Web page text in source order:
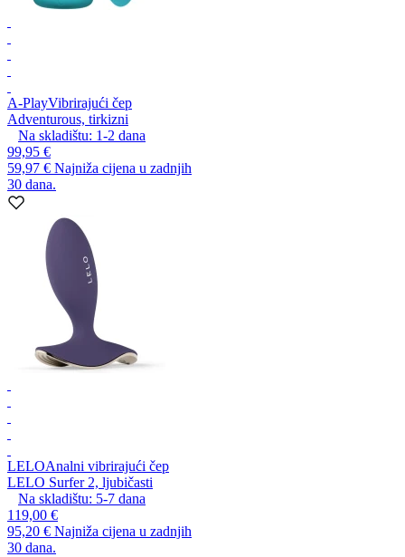
A-PlayVibrirajući čep
Adventurous, tirkizni
Na skladištu: 1-2 dana
99,95 €
59,97 € Najniža cijena u zadnjih
30 dana.
LELOAnalni vibrirajući čep
LELO Surfer 2, ljubičasti
Na skladištu: 5-7 dana
119,00 €
95,20 € Najniža cijena u zadnjih
30 dana.